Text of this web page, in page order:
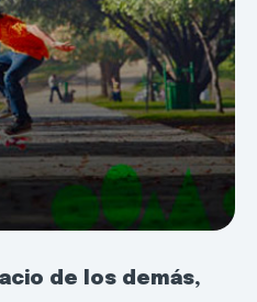
de los demás,